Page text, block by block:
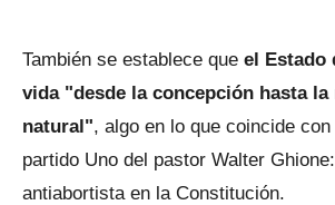
También se establece que el Estado
vida "desde la concepción hasta la
natural", algo en lo que coincide
partido Uno del pastor Walter
antiabortista en la Constitución.